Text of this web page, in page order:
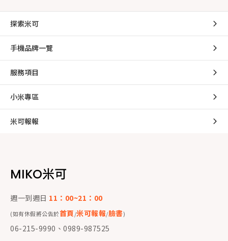
探索米可
手機品牌一覽
服務項目
小米專區
米可報報
MIKO米可
週一到週日 11：00~21：00
(如有休假將公告於首頁/米可報報/臉書)
06-215-9990、0989-987525